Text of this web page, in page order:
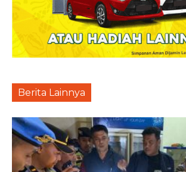
Berita Lainnya